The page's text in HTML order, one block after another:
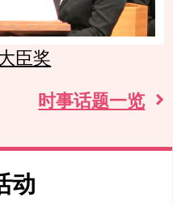
臣奖
时事话题一览
动